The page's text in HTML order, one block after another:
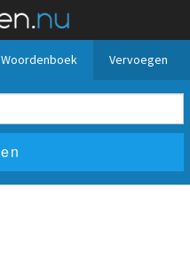
Woordenboek Vervoegen